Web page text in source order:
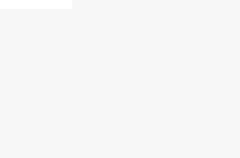
ビスを含
」